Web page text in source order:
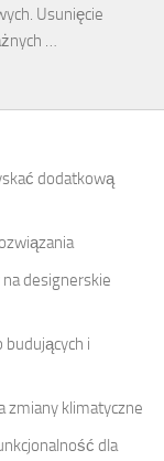
Usunięcie
…
dodatkową
designerskie
budujących i
zmiany klimatyczne
dla